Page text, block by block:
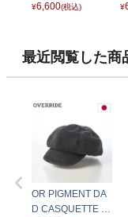
GP（ピグメント
¥6,600(税込) ¥
最近閲覧した商
OR PIGMENT DA
D CASQUETTE S